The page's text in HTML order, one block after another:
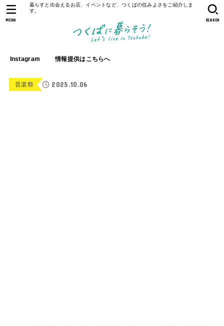
暮らすと出会えるお店、イベントなど、つくばの住みよさをご紹介しま
す。
Instagram 情報提供はこちらへ
SEARCH
MENU
音楽祭 2025.10.06